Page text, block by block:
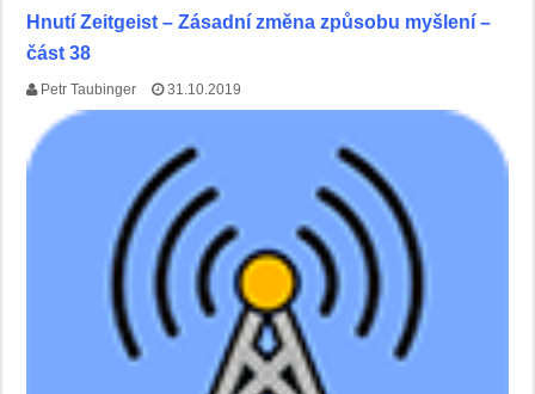
Hnutí Zeitgeist – Zásadní změna způsobu myšlení –
část 38
Petr Taubinger 31.10.2019